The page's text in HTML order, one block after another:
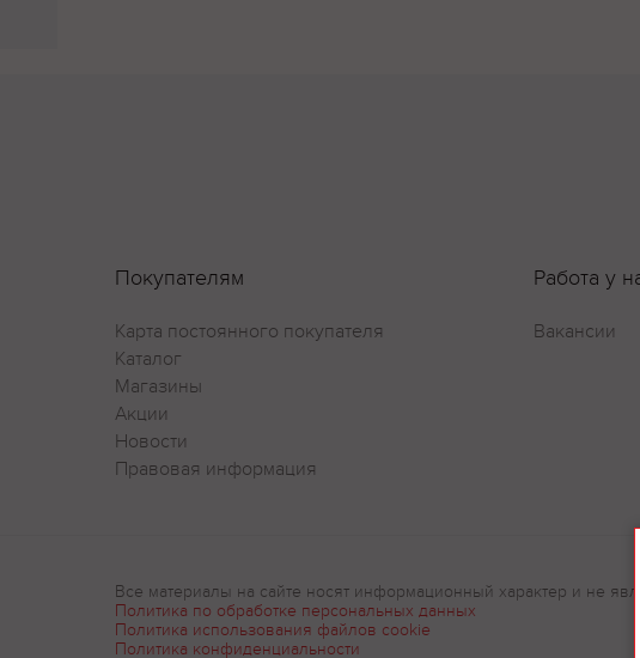
Покупателям
Карта постоянного покупателя
Каталог
Магазины
Акции
Новости
Правовая информация
Работа у
Вакансии
Все материалы на сайте носят информационный характер и не
Политика по обработке персональных данных
Политика использования файлов cookie
Политика конфиденциальности